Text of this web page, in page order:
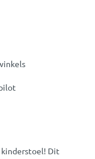
kinderstoel! Dit